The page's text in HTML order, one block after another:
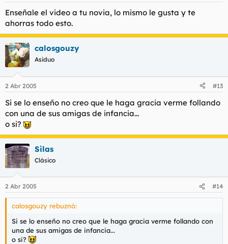
Enseñale el video a tu novia, lo mismo le gusta y te
ahorras todo esto.
calosgouzy
Asiduo
2 Abr 2005 #13
Si se lo enseño no creo que le haga gracia verme follando
con una de sus amigas de infancia...
o si?
Silas
Clásico
2 Abr 2005 #14
calosgouzy rebuznó:
Si se lo enseño no creo que le haga gracia verme follando con
una de sus amigas de infancia...
o si?